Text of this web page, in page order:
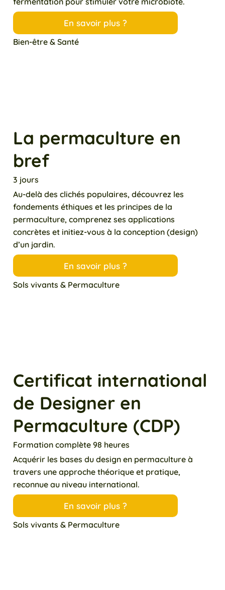
En savoir plus ?
Bien-être & Santé
La permaculture en
bref
3 jours
Au-delà des clichés populaires, découvrez les
fondements éthiques et les principes de la
permaculture, comprenez ses applications
concrètes et initiez-vous à la conception (design)
d’un jardin.
En savoir plus ?
Sols vivants & Permaculture
Certificat international
de Designer en
Permaculture (CDP)
Formation complète 98 heures
Acquérir les bases du design en permaculture à
travers une approche théorique et pratique,
reconnue au niveau international.
En savoir plus ?
Sols vivants & Permaculture